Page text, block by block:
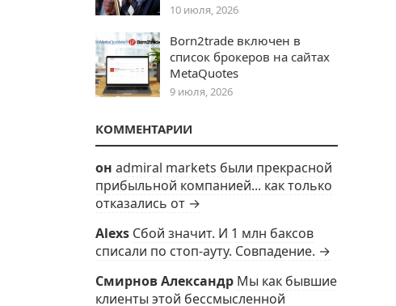
10 июля, 2026
Born2trade включен в
список брокеров на сайтах
MetaQuotes
9 июля, 2026
КОММЕНТАРИИ
он admiral markets были прекрасной
прибыльной компанией... как только
отказались от →
Alexs Сбой значит. И 1 млн баксов
списали по стоп-ауту. Совпадение. →
Смирнов Александр Мы как бывшие
клиенты этой бессмысленной